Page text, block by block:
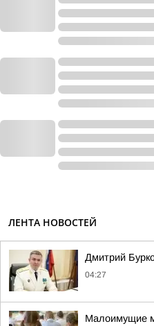
ЛЕНТА НОВОСТЕЙ
Дмитрий
04:27
Малоимущие